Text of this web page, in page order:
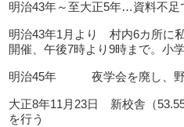
明治43年～至大正5年…資料不足
明治43年1月より 村内6カ所に
開催、午後7時より9時まで。小
明治45年 夜学会を廃し、野
大正8年11月23日 新校舎（
を行う